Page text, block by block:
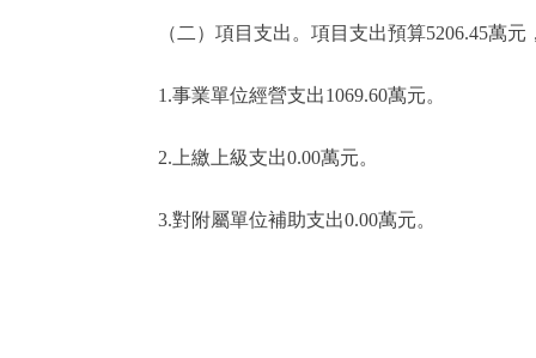
（二）項目支出。項目支出預算5206.45萬元，
1.事業單位經營支出1069.60萬元。
2.上繳上級支出0.00萬元。
3.對附屬單位補助支出0.00萬元。